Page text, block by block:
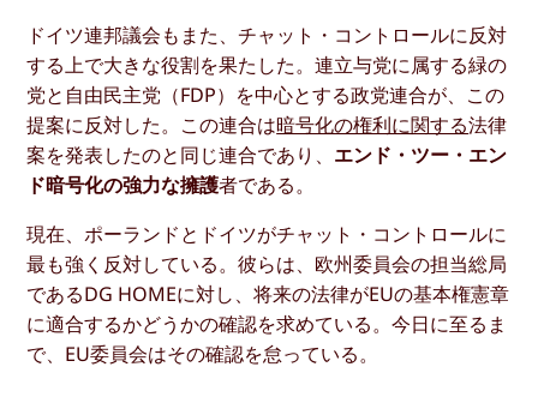
ドイツ連邦議会もまた、チャット・コントロールに反対
する上で大きな役割を果たした。連立与党に属する緑の
党と自由民主党（FDP）を中心とする政党連合が、この
提案に反対した。この連合は暗号化の権利に関する法律
案を発表したのと同じ連合であり、 エンド・ツー・エン
ド暗号化の強力な擁護者である。
現在、ポーランドとドイツがチャット・コントロールに
最も強く反対している。彼らは、欧州委員会の担当総局
であるDG HOMEに対し、将来の法律がEUの基本権憲章
に適合するかどうかの確認を求めている。今日に至るま
で、EU委員会はその確認を怠っている。